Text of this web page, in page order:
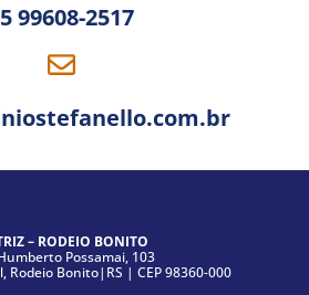
99608-2517
– RODEIO BONITO
Possamai, 103
Bonito|RS | CEP 98360-000